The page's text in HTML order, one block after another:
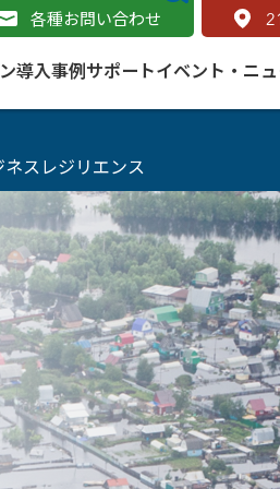
Cloud Service
のマネージドサービス
ング プラットフォーム
路
トモビリティ
研究機関
導入事例 サポート
理情報システム）とは
解説
学ぼう ArcGIS
ルサイト
学ぶ
スマップ用語集
イベント・ニ
各種お問い合わせ
ネスレジリエンス